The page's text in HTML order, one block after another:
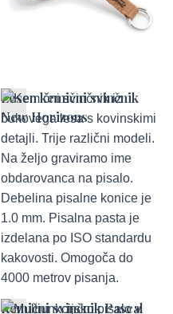
Lesen kemični svinčnik
New Horizons
Kemični svinčnik Pascal